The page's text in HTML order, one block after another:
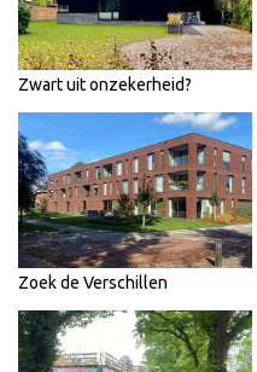
Zwart uit onzekerheid?
Zoek de Verschillen